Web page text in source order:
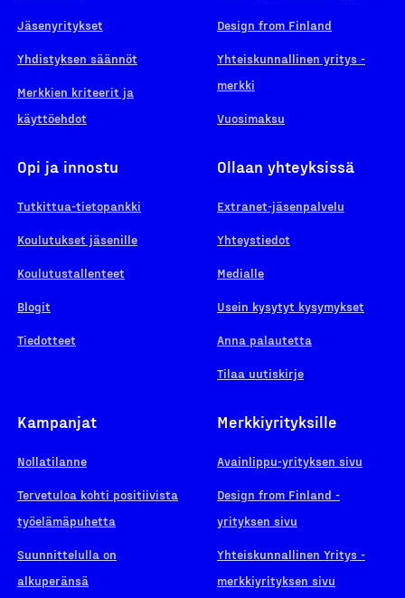
Jäsenyritykset
Yhdistyksen säännöt
Merkkien kriteerit ja
käyttöehdot
Design from Finland
Yhteiskunnallinen yritys -
merkki
Vuosimaksu
Opi ja innostu
Tutkittua-tietopankki
Koulutukset jäsenille
Koulutustallenteet
Blogit
Tiedotteet
Ollaan yhteyksissä
Extranet-jäsenpalvelu
Yhteystiedot
Medialle
Usein kysytyt kysymykset
Anna palautetta
Tilaa uutiskirje
Kampanjat
Nollatilanne
Tervetuloa kohti positiivista
työelämäpuhetta
Suunnittelulla on
alkuperänsä
Merkkiyrityksille
Avainlippu-yrityksen sivu
Design from Finland -
yrityksen sivu
Yhteiskunnallinen Yritys -
merkkiyrityksen sivu